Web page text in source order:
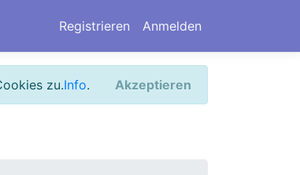
Registrieren Anmelden
zu.Info. Akzeptieren